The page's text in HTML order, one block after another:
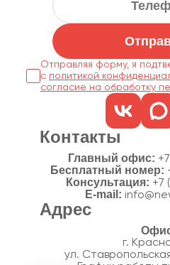
Отправляя форму, я
с политикой
согласие на обработку
Контакты
Главный офис:
Бесплатный номер:
Консультация: +7
E-mail:
Адрес
г.
ул.